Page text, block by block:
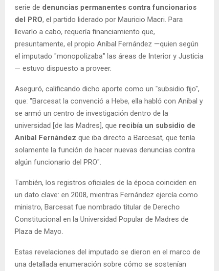
serie de denuncias permanentes contra funcionarios
del PRO, el partido liderado por Mauricio Macri. Para
llevarlo a cabo, requería financiamiento que,
presuntamente, el propio Aníbal Fernández —quien según
el imputado "monopolizaba" las áreas de Interior y Justicia
— estuvo dispuesto a proveer.
Aseguró, calificando dicho aporte como un "subsidio fijo",
que: "Barcesat la convenció a Hebe, ella habló con Aníbal y
se armó un centro de investigación dentro de la
universidad [de las Madres], que recibía un subsidio de
Aníbal Fernández que iba directo a Barcesat, que tenía
solamente la función de hacer nuevas denuncias contra
algún funcionario del PRO".
También, los registros oficiales de la época coinciden en
un dato clave: en 2008, mientras Fernández ejercía como
ministro, Barcesat fue nombrado titular de Derecho
Constitucional en la Universidad Popular de Madres de
Plaza de Mayo.
Estas revelaciones del imputado se dieron en el marco de
una detallada enumeración sobre cómo se sostenían